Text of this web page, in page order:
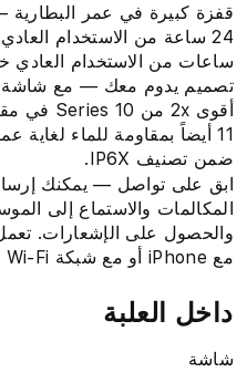
قفزة كبيرة في عمر
ساعات من الاستخدام العادي خلال 15
تصميم يدوم معك — مع شاشة
ضمن تصنيف IP6X‏.
ابق على تواصل — يمكنك
مع iPhone أو مع شبكة Wi‑Fi لتبقيك على اتصال.
داخل العلبة
شاشة